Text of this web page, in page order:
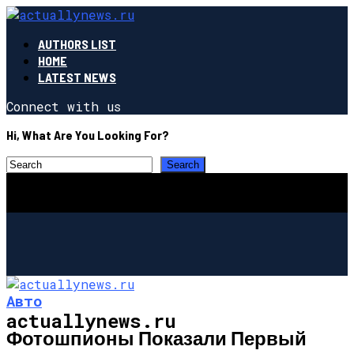
AUTHORS LIST
HOME
LATEST NEWS
Connect with us
Hi, What Are You Looking For?
actuallynews.ru
Авто
Фотошпионы Показали Первый